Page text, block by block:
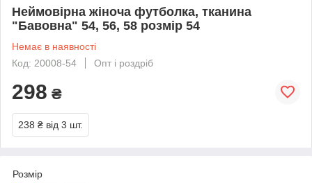
Неймовірна жіноча футболка, тканина
"Бавовна" 54, 56, 58 розмір 54
Немає в наявності
Код: 20008-54
Опт і роздріб
298 ₴
238 ₴ від 3 шт.
Розмір